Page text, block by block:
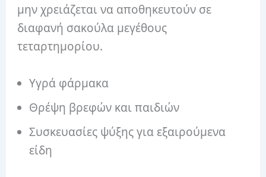
μην χρειάζεται να αποθηκευτούν σε
διαφανή σακούλα μεγέθους
τεταρτημορίου.
Υγρά φάρμακα
Θρέψη βρεφών και παιδιών
Συσκευασίες ψύξης για εξαιρούμενα
είδη